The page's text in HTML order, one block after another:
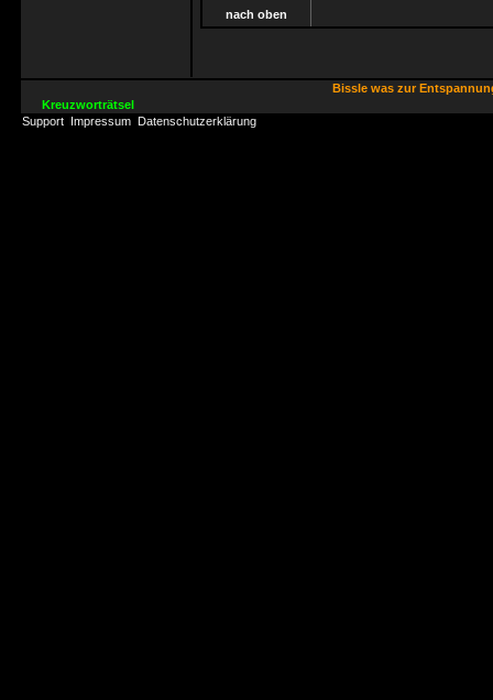
nach oben
Bissle was zur
Kreuzworträtsel
Support Impressum Datenschutzerklärung